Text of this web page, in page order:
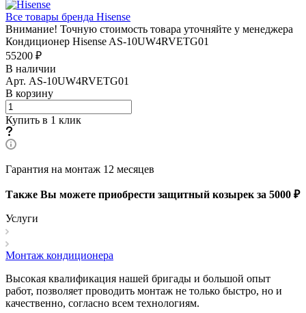
Все товары бренда Hisense
Внимание! Точную стоимость товара уточняйте у менеджера
Кондиционер Hisense AS-10UW4RVETG01
55200 ₽
В наличии
Арт. AS-10UW4RVETG01
В корзину
Купить в 1 клик
Гарантия на монтаж 12 месяцев
Также Вы можете приобрести защитный козырек за 5000 ₽
Услуги
Монтаж кондиционера
Высокая квалификация нашей бригады и большой опыт
работ, позволяет проводить монтаж не только быстро, но и
качественно, согласно всем технологиям.